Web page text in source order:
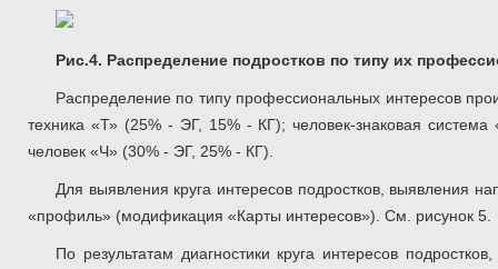
Рис.4. Распределение подростков по типу их
Распределение по типу профессиональных интересов
техника «Т» (25% - ЭГ, 15% - КГ); человек-знаковая
человек «Ч» (30% - ЭГ, 25% - КГ).
Для выявления круга интересов подростков, выявления
«профиль» (модификация «Карты интересов»). См. рисунок 5.
По результатам диагностики круга интересов